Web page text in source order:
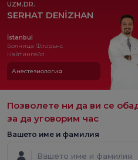
UZM.DR.
SERHAT DENİZHAN
İstanbul
Болница Флорънс
Найтингейл
Анестезиология
Позволете ни да ви се
за да уговорим час
Вашето име и фамилия